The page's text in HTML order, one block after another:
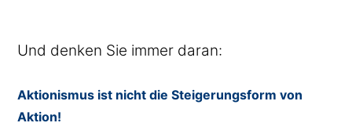
Und denken Sie immer daran:
Aktionismus ist nicht die Steigerungsform von
Aktion!